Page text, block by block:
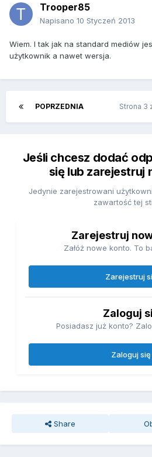
Trooper85
Napisano 10 Styczeń 2013
Wiem. I tak jak na standard mediów
użytkownik a nawet wersja.
POPRZEDNIA Strona 3
Jeśli chcesz dodać
się lub zarejestruj
Jedynie zarejestrowani
zawartość tej
Zarejestruj
Załóż nowe konto. To
Zarejestruj
Zaloguj
Posiadasz już konto?
Zaloguj się
Share